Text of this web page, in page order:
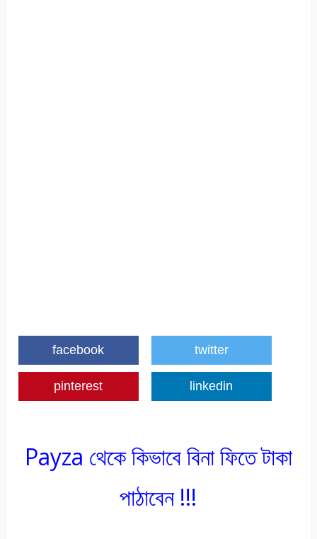
facebook twitter
pinterest linkedin
Payza থেকে কিভাবে বিনা ফিতে টাকা
পাঠাবেন !!!